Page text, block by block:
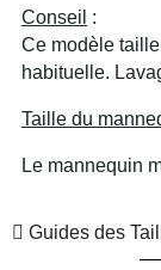
Conseil :
Ce modèle
habituelle.
Taille du
Le mannequin
Guides des